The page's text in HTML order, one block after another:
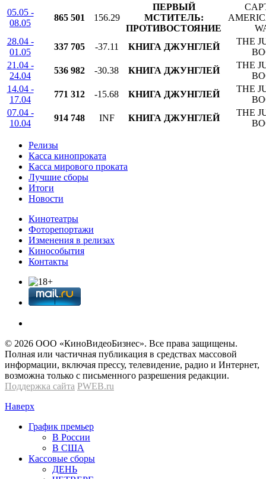
05.05 -
08.05
865 501 156.29
ПЕРВЫЙ
МСТИТЕЛЬ:
ПРОТИВОСТОЯНИЕ
28.04 -
01.05
337 705 -37.11 КНИГА ДЖУНГЛЕЙ
THE
21.04 -
24.04
536 982 -30.38 КНИГА ДЖУНГЛЕЙ
THE
14.04 -
17.04
771 312 -15.68 КНИГА ДЖУНГЛЕЙ
THE
07.04 -
10.04
914 748 INF КНИГА ДЖУНГЛЕЙ
THE
Релизы
Касса кинопроката
Касса мирового проката
Лучшие сборы
Итоги
Новости
Кинотеатры
Фоторепортажи
Изменения в релизах
Кинособытия
Контакты
© 2026 OOО «КиноВидеоБизнес». Все права защищены.
Полная или частичная публикация в средствах массовой
информации, включая прессу, телевидение, радио и Интернет,
возможна только с письменного разрешения редакции.
Поддержка сайта PWEB.ru
Наверх
График премьер
В России
В США
Кассовые сборы
ДЕНЬ